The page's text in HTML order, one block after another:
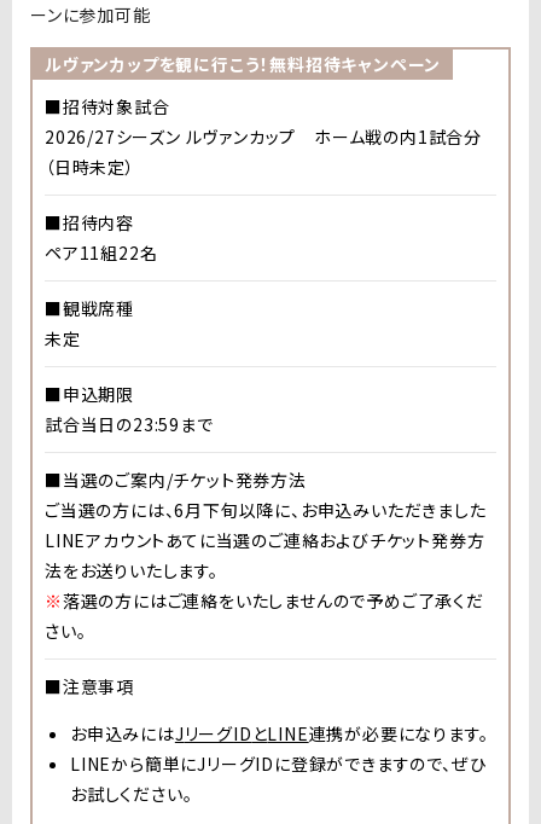
ーンに参加可能
ルヴァンカップを観に行こう！無料招待キャンペーン
■招待対象試合
2026/27シーズン ルヴァンカップ ホーム戦の内1試合分
（日時未定）
■招待内容
ペア11組22名
■観戦席種
未定
■申込期限
試合当日の23:59 まで
■当選のご案内/チケット発券方法
ご当選の方には、6月下旬以降に、お申込みいただきました
LINEアカウントあてに当選のご連絡およびチケット発券方
法をお送りいたします。
※落選の方にはご連絡をいたしませんので予めご了承くだ
さい。
■注意事項
お申込みにはJ リーグID とLINE連携が必要になります。
LINEから簡単にJ リーグID に登録ができますので、ぜひ
お試しください。